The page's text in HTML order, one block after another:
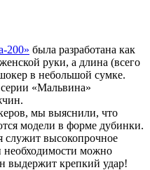
200» была разработана как
руки, а длина (всего
в небольшой сумке.
«Мальвина»
мы выяснили, что
модели в форме дубинки.
служит высокопрочное
необходимости можно
выдержит крепкий удар!